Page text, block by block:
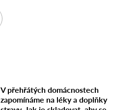
V přehřátých domácnostech
zapomínáme na léky a doplňky